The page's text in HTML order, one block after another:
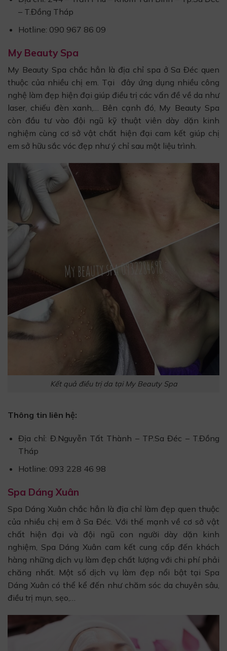
– T.Đồng Tháp
Hotline: 090 967 86 09
My Beauty Spa
My Beauty Spa chắc hẳn là địa chỉ spa ở Sa Đéc quen
thuộc của nhiều chị em. Tại đây ứng dụng nhiều công
nghệ làm đẹp hiện đại giúp điều trị các vấn đề về da như
laser, chiếu đèn xanh,… Bên cạnh đó, My Beauty Spa
còn đầu tư vào đội ngũ kỹ thuật viên dày dặn kinh
nghiệm cùng cơ sở vật chất hiện đại cam kết giúp chị
em sở hữu sắc vóc đẹp như ý chỉ sau một liệu trình.
Kết quả điều trị da tại My Beauty Spa
Thông tin liên hệ:
Địa chỉ: Đ.Nguyễn Tất Thành – TP.Sa Đéc – T.Đồng
Tháp
Hotline: 093 228 46 98
Spa Dáng Xuân
Spa Dáng Xuân chắc hẳn là địa chỉ làm đẹp quen thuộc
của nhiều chị em ở Sa Đéc. Với thế mạnh về cơ sở vật
chất hiện đại và đội ngũ con người dày dặn kinh
nghiệm, Spa Dáng Xuân cam kết cung cấp đến khách
hàng những dịch vụ làm đẹp chất lượng với chi phí phải
chăng nhất. Một số dịch vụ làm đẹp nổi bật tại Spa
Dáng Xuân có thể kể đến như chăm sóc da chuyên sâu,
điều trị mụn, sẹo,…